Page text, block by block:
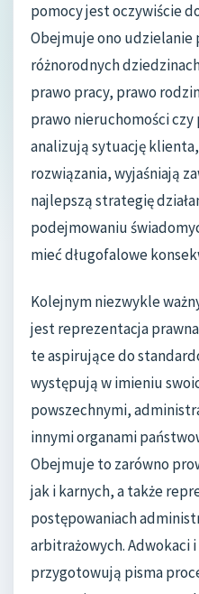
pomocy jest oczywiście
Obejmuje ono udzielanie
różnorodnych
prawo pracy, prawo
prawo nieruchomości czy
analizują sytuację
rozwiązania, wyjaśniają
najlepszą strategię
podejmowaniu
mieć długofalowe
Kolejnym niezwykle
jest reprezentacja
te aspirujące do
występują w imieniu
powszechnymi,
innymi organami
Obejmuje to zarówno
jak i karnych, a także
postępowaniach
arbitrażowych. Adwokaci
przygotowują pisma